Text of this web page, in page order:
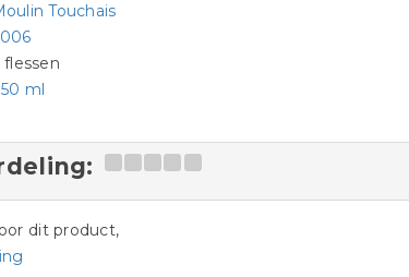
Touchais
flessen
ml
dit product,